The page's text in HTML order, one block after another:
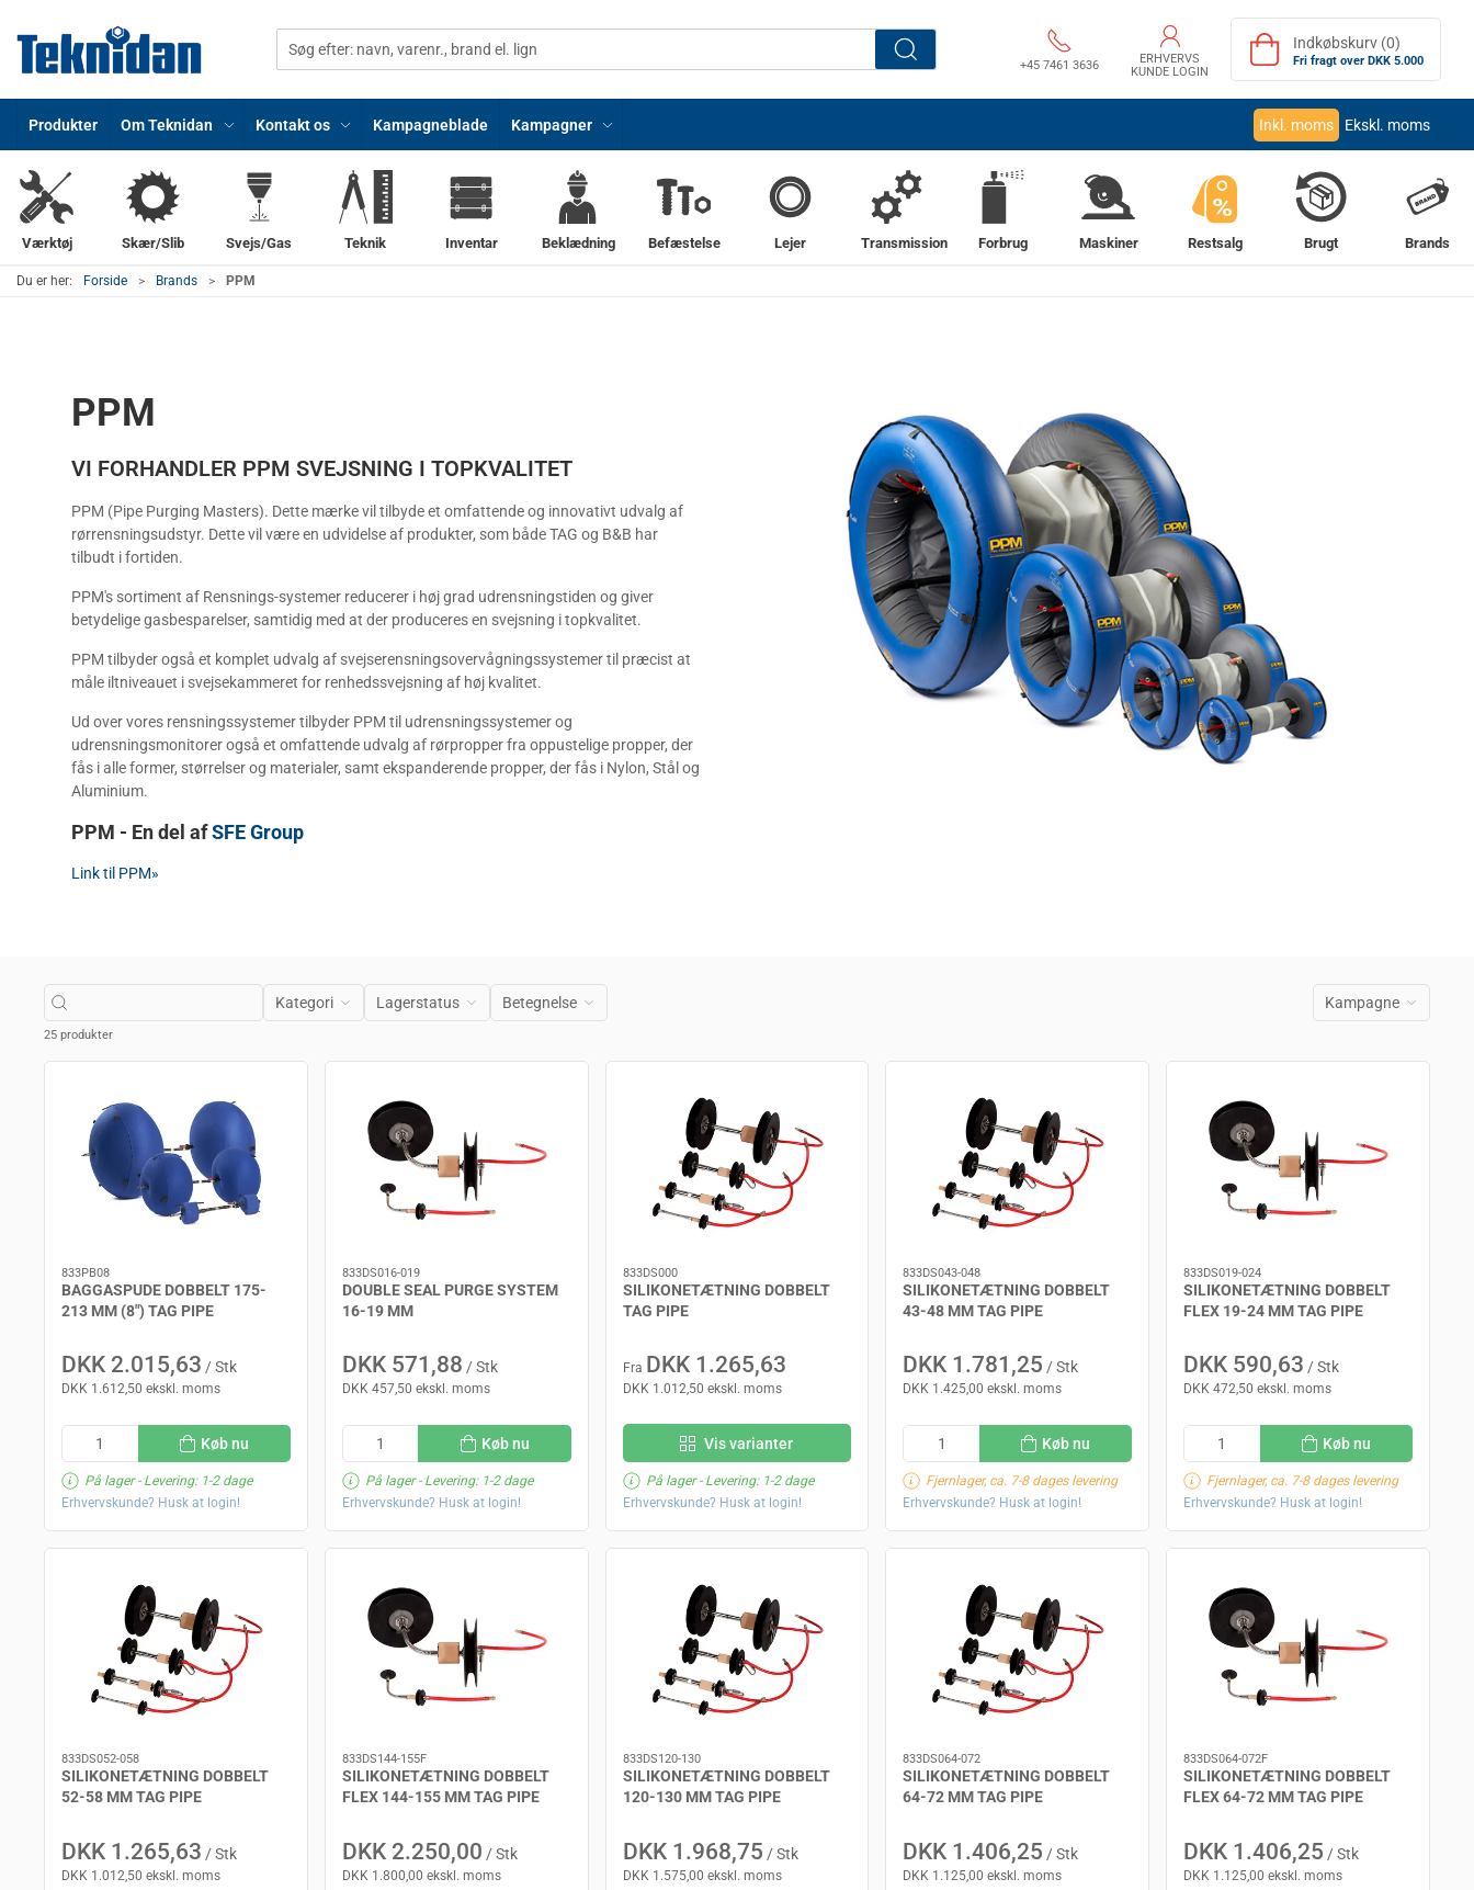
+45 7461 3636
ERHVERVS
KUNDE LOGIN
Indkøbskurv (0)
Fri fragt over DKK 5.000
Produkter Om Teknidan Kontakt os Kampagneblade Kampagner Inkl. moms Ekskl. moms
Værktøj Skær/Slib Svejs/Gas Teknik Inventar Beklædning Befæstelse Lejer Transmission Forbrug Maskiner
%
Restsalg Brugt Brands
Du er her: Forside Brands PPM
PPM
VI FORHANDLER PPM SVEJSNING I TOPKVALITET
PPM (Pipe Purging Masters). Dette mærke vil tilbyde et omfattende og innovativt udvalg af
rørrensningsudstyr. Dette vil være en udvidelse af produkter, som både TAG og B&B har
tilbudt i fortiden.
PPM's sortiment af Rensnings-systemer reducerer i høj grad udrensningstiden og giver
betydelige gasbesparelser, samtidig med at der produceres en svejsning i topkvalitet.
PPM tilbyder også et komplet udvalg af svejserensningsovervågningssystemer til præcist at
måle iltniveauet i svejsekammeret for renhedssvejsning af høj kvalitet.
Ud over vores rensningssystemer tilbyder PPM til udrensningssystemer og
udrensningsmonitorer også et omfattende udvalg af rørpropper fra oppustelige propper, der
fås i alle former, størrelser og materialer, samt ekspanderende propper, der fås i Nylon, Stål og
Aluminium.
PPM - En del afSFE Group
Link til PPM»
Kategori Lagerstatus Betegnelse Kampagne
25 produkter
833PB08
BAGGASPUDE DOBBELT 175-
213 MM (8") TAG PIPE
DKK 2.015,63 / Stk
DKK 1.612,50 ekskl. moms
Køb nu
På lager- Levering: 1-2 dage
Erhvervskunde? Husk at login!
833DS016-019
DOUBLE SEAL PURGE SYSTEM
16-19 MM
DKK 571,88 / Stk
DKK 457,50 ekskl. moms
Køb nu
På lager- Levering: 1-2 dage
Erhvervskunde? Husk at login!
833DS000
SILIKONETÆTNING DOBBELT
TAG PIPE
Fra DKK 1.265,63
DKK 1.012,50 ekskl. moms
Vis varianter
På lager- Levering: 1-2 dage
Erhvervskunde? Husk at login!
833DS043-048
SILIKONETÆTNING DOBBELT
43-48 MM TAG PIPE
DKK 1.781,25 / Stk
DKK 1.425,00 ekskl. moms
Køb nu
Fjernlager, ca. 7-8 dages levering
Erhvervskunde? Husk at login!
833DS019-024
SILIKONETÆTNING DOBBELT
FLEX 19-24 MM TAG PIPE
DKK 590,63 / Stk
DKK 472,50 ekskl. moms
Køb nu
Fjernlager, ca. 7-8 dages levering
Erhvervskunde? Husk at login!
833DS052-058
SILIKONETÆTNING DOBBELT
52-58 MM TAG PIPE
DKK 1.265,63 / Stk
DKK 1.012,50 ekskl. moms
833DS144-155F
SILIKONETÆTNING DOBBELT
FLEX 144-155 MM TAG PIPE
DKK 2.250,00 / Stk
DKK 1.800,00 ekskl. moms
833DS120-130
SILIKONETÆTNING DOBBELT
120-130 MM TAG PIPE
DKK 1.968,75 / Stk
DKK 1.575,00 ekskl. moms
833DS064-072
SILIKONETÆTNING DOBBELT
64-72 MM TAG PIPE
DKK 1.406,25 / Stk
DKK 1.125,00 ekskl. moms
833DS064-072F
SILIKONETÆTNING DOBBELT
FLEX 64-72 MM TAG PIPE
DKK 1.406,25 / Stk
DKK 1.125,00 ekskl. moms